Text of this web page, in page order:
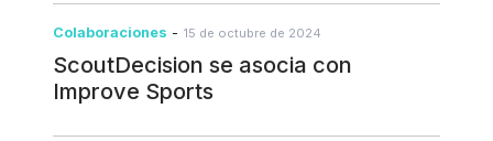
Colaboraciones - 15 de octubre de 2024
ScoutDecision se asocia con
Improve Sports